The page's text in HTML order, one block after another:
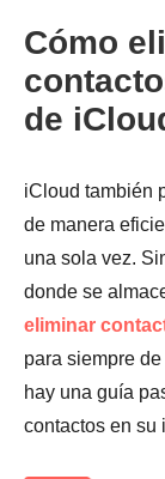
Paso 3.
Cómo
de
iCloud también
de manera
una sola vez.
donde se
eliminar
para siempre
hay una guía
contactos en su